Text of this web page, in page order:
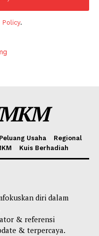
Policy.
Peluang Usaha
Regional
Kuis Berhadiah
diri dalam
& referensi
& terpercaya.